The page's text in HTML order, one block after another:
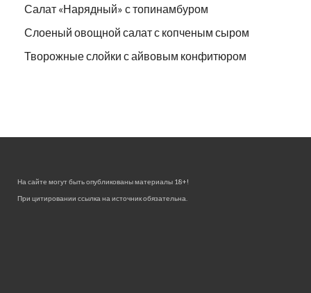
Салат «Нарядный» с топинамбуром
Слоеный овощной салат с копченым сыром
Творожные слойки с айвовым конфитюром
На сайте могут быть опубликованы материалы 18+!
При цитировании ссылка на источник обязательна.